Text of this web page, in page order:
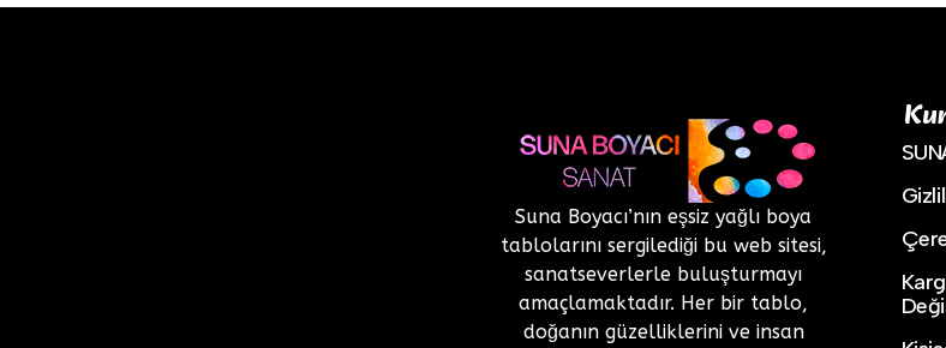
Suna Boyacı’nın eşsiz yağlı boya
tablolarını sergilediği bu web sitesi,
sanatseverlerle buluşturmayı
amaçlamaktadır. Her bir tablo,
doğanın güzelliklerini ve insan